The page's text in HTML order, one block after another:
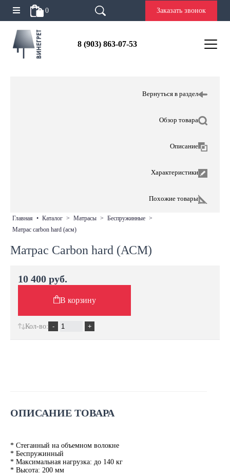
0 Заказать звонок
8 (903) 863-07-53
Вернуться в раздел
Обзор товара
Описание
Характеристики
Похожие товары
главная • каталог > матрасы > беспружинные >
матрас carbon hard (асм)
Матрас Carbon hard (АСМ)
ОПИСАНИЕ ТОВАРА
* Стеганный на объемном волокне
* Беспружинный
* Максимальная нагрузка: до 140 кг
* Высота: 200 мм
10 400 руб.
В корзину
Кол-во: